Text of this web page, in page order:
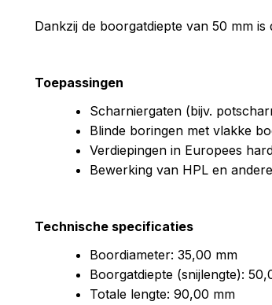
Dankzij de boorgatdiepte van 50 mm
Toepassingen
Scharniergaten (bijv.
Blinde boringen met vlakke
Verdiepingen in Europees
Bewerking van HPL en
Technische specificaties
Boordiameter: 35,00 mm
Boorgatdiepte (snijlengte):
Totale lengte: 90,00 mm